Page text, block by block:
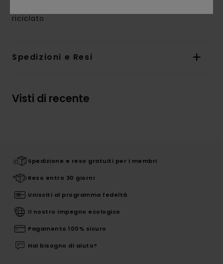
riciclato
Spedizioni e Resi
Visti di recente
Spedizione e reso gratuiti per i membri
Reso entro 30 giorni
Unisciti al programma fedeltà
Il nostro impegno ecologico
Pagamento 100% sicuro
Hai bisogno di aiuto?